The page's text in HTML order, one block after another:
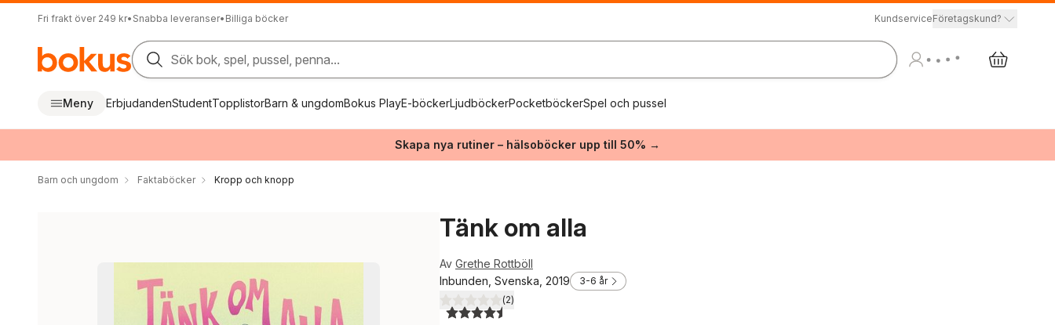
Fri frakt över 249 kr• Snabba leveranser• Billiga böcker KundserviceFöretagskund?
Sök bok, spel, pussel, penna...
Meny ErbjudandenStudentTopplistorBarn & ungdomBokus PlayE-böckerLjudböckerPocketböckerSpel och pussel
Skapa nya rutiner – hälsoböcker upp till 50% →
Barn och ungdom Faktaböcker Kropp och knopp
Tänk om alla
Av Grethe Rottböll
Inbunden, Svenska, 2019
3-6 år
4,5utav 5 stjärnor. Totalt antal röster:
(2)